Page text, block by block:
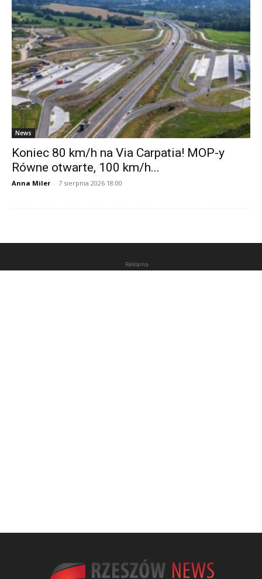
News
Koniec 80 km/h na Via Carpatia! MOP-y
Równe otwarte, 100 km/h...
Anna Miler - 7 sierpnia 2026 18:00
Reklama